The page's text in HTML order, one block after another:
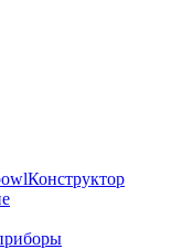
Конструктор